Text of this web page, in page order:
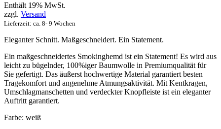
Enthält 19% MwSt.
zzgl. Versand
Lieferzeit: ca. 8- 9 Wochen
Eleganter Schnitt. Maßgeschneidert. Ein Statement.
Ein maßgeschneidertes Smokinghemd ist ein Statement! Es wird aus
leicht zu bügelnder, 100%iger Baumwolle in Premiumqualität für
Sie gefertigt. Das äußerst hochwertige Material garantiert besten
Tragekomfort und angenehme Atmungsaktivität. Mit Kentkragen,
Umschlagmanschetten und verdeckter Knopfleiste ist ein eleganter
Auftritt garantiert.
Farbe: weiß